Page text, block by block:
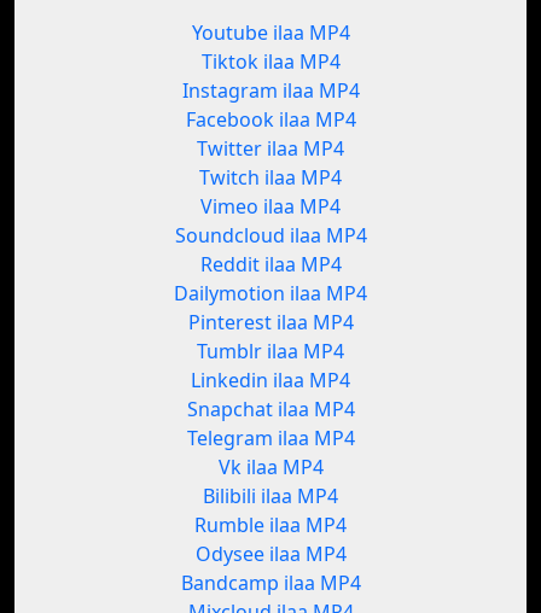
Youtube ilaa MP4
Tiktok ilaa MP4
Instagram ilaa MP4
Facebook ilaa MP4
Twitter ilaa MP4
Twitch ilaa MP4
Vimeo ilaa MP4
Soundcloud ilaa MP4
Reddit ilaa MP4
Dailymotion ilaa MP4
Pinterest ilaa MP4
Tumblr ilaa MP4
Linkedin ilaa MP4
Snapchat ilaa MP4
Telegram ilaa MP4
Vk ilaa MP4
Bilibili ilaa MP4
Rumble ilaa MP4
Odysee ilaa MP4
Bandcamp ilaa MP4